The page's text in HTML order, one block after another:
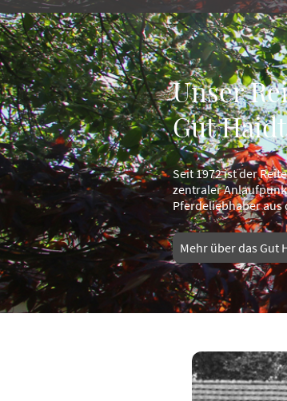
Unser
Gut Haidt
Seit 1972 ist der
zentraler
Pferdeliebhaber aus
Mehr über das Gut